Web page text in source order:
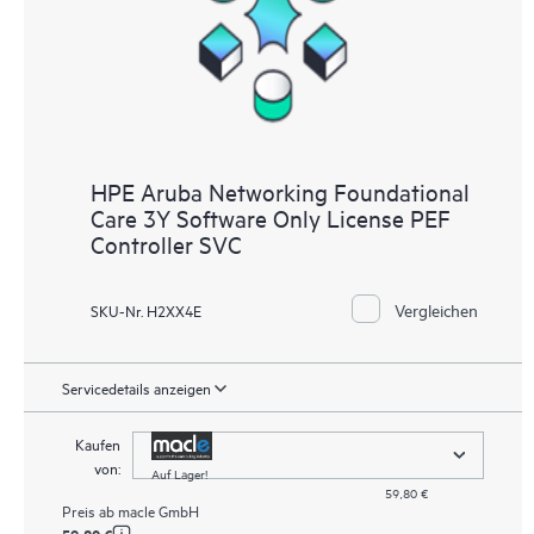
• HPE Foundation Care CTR Service
HPE Aruba Networking Foundational
Care 3Y Software Only License PEF
Controller SVC
SKU-Nr. H2XX4E Vergleichen
Servicedetails anzeigen
Kaufen
von:
Auf Lager!
59,80 €
Preis ab macle GmbH